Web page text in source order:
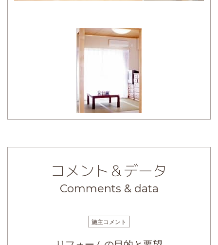
コメント＆データ
Comments & data
施主コメント